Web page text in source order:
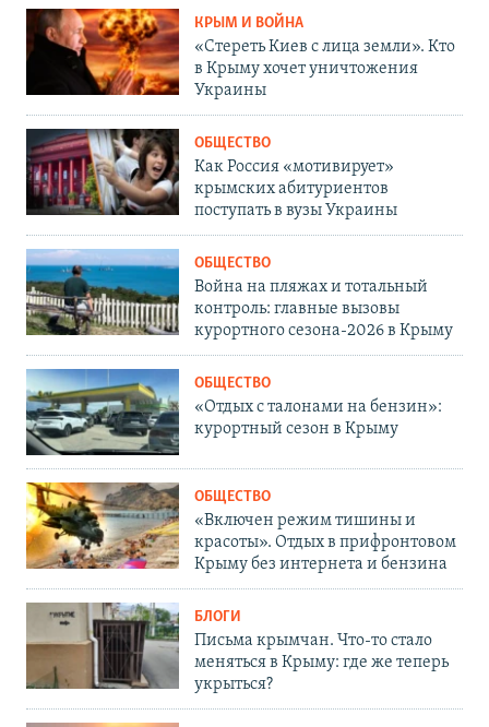
КРЫМ И ВОЙНА
«Стереть Киев с лица земли». Кто
в Крыму хочет уничтожения
Украины
ОБЩЕСТВО
Как Россия «мотивирует»
крымских абитуриентов
поступать в вузы Украины
ОБЩЕСТВО
Война на пляжах и тотальный
контроль: главные вызовы
курортного сезона-2026 в Крыму
ОБЩЕСТВО
«Отдых с талонами на бензин»:
курортный сезон в Крыму
ОБЩЕСТВО
«Включен режим тишины и
красоты». Отдых в прифронтовом
Крыму без интернета и бензина
БЛОГИ
Письма крымчан. Что-то стало
меняться в Крыму: где же теперь
укрыться?